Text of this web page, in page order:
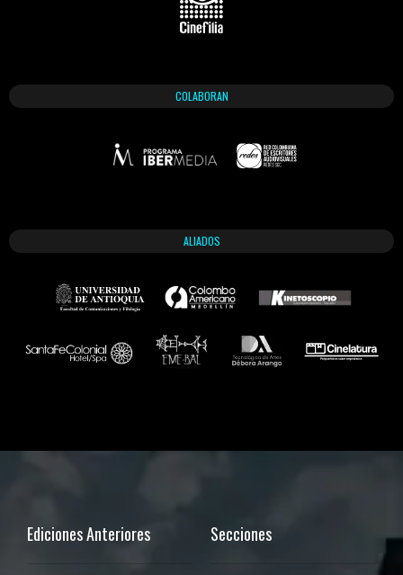
COLABORAN
ALIADOS
Ediciones Anteriores Secciones